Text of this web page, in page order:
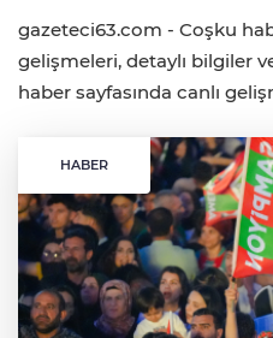
gazeteci63.com - Coşku
gelişmeleri, detaylı bilgiler
haber sayfasında canlı
HABER